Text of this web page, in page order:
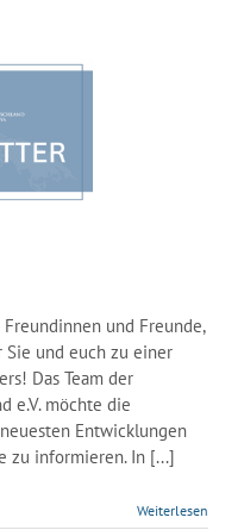
und Freunde,
und euch zu einer
Das Team der
e.V. möchte die
Entwicklungen
zu informieren. In [...]
Weiterlesen